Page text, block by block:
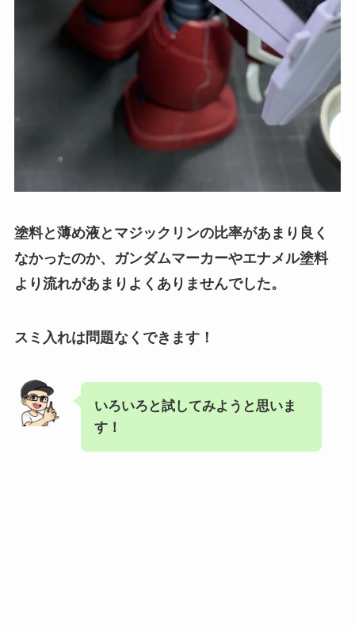
塗料と薄め液とマジックリンの比率があまり良く
なかったのか、ガンダムマーカーやエナメル塗料
より流れがあまりよくありませんでした。
スミ入れは問題なくできます！
いろいろと試してみようと思いま
す！